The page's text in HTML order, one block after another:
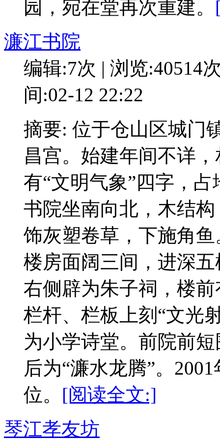
园，宛在堂再次重建。
濂江书院
编辑:7次 | 浏览:40514
间:02-12 22:22
摘要: 位于仓山区城门
昌宫。始建年间不详
有“文明气象”四字，
书院坐南向北，木结
饰灰塑卷草，下施角
楼房面阔三间，进深
右侧辟为朱子祠，楼
栏杆、栏板上刻“文光
为小学诗堂。前院前
后为“濂水龙腾”。
位。 [阅读全文:]
琴江孝友坊